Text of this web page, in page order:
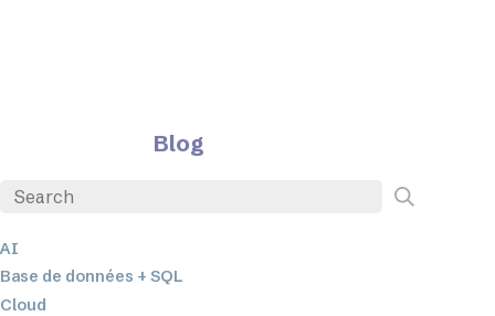
Blog
AI
Base de données + SQL
Cloud